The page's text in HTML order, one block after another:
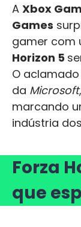
A Xbox
Games
gamer com
Horizon 5
O
da Microsoft
marcando
indústria
Forza
que